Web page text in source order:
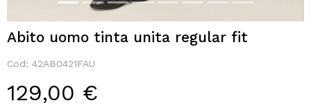
Abito uomo tinta unita regular fit
Cod: 42AB0421FAU
129,00 €